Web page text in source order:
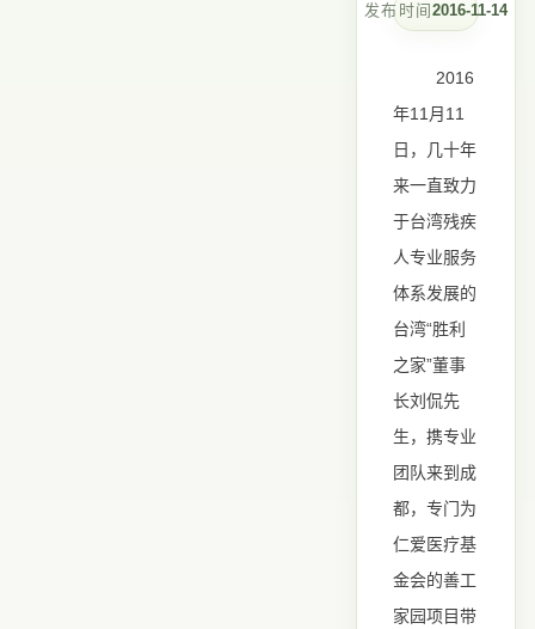
发布时间 2016-11-14
2016
年11 月 11
日，几十年
来一直致力
于台湾残疾
人专业服务
体系发展的
台湾“胜利
之家”董事
长刘侃先
生，携专业
团队来到成
都，专门为
仁爱医疗基
金会的善工
家园项目带